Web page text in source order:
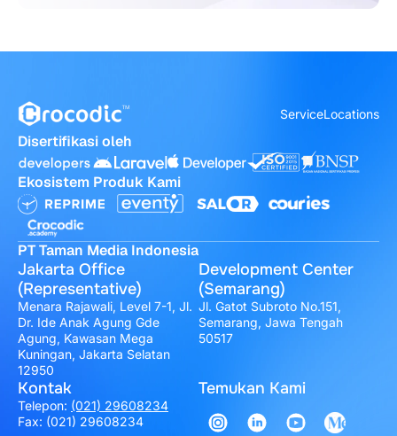
ServiceLocations
Disertifikasi oleh
Ekosistem Produk Kami
PT Taman Media Indonesia
Jakarta Office
(Representative)
Menara Rajawali, Level 7-1, Jl.
Dr. Ide Anak Agung Gde
Agung, Kawasan Mega
Kuningan, Jakarta Selatan
12950
Development Center
(Semarang)
Jl. Gatot Subroto No.151,
Semarang, Jawa Tengah
50517
Kontak
Telepon: (021) 29608234
Fax: (021) 29608234
Temukan Kami